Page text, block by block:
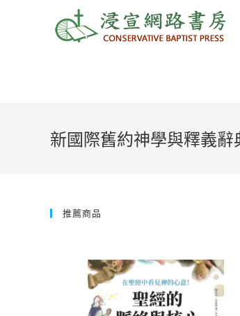
新國際舊約神學與釋義辭
推薦商品